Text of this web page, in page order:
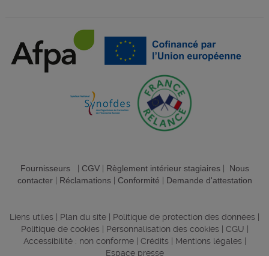
Fournisseurs| CGV| Règlement intérieur stagiaires| Nous
contacter| Réclamations| Conformité Demande d'attestation
Liens utiles Plan du site Politique de protection des données
Politique de cookies
Personnalisation des cookies CGU
Accessibilité : non conforme| Crédits Mentions légales
Espace presse